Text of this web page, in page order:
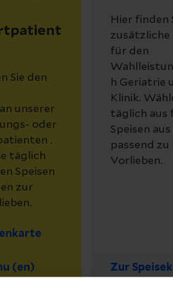
Sie den
unserer
oder
.
täglich
Speisen
zur
(en)
Hier finden
zusätzliche
für den
h Geriatrie
Klinik.
täglich aus
Speisen aus
passend zu
Vorlieben.
Zur